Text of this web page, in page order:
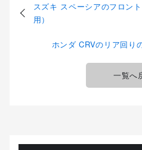
スズキ スペーシアのフロン
用）
ホンダ CRVのリア回り
一覧へ